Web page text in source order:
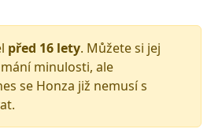
před 16 lety. Můžete si jej
minulosti, ale
se Honza již nemusí s